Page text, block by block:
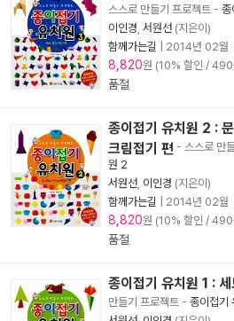
스스로 만들기 프로젝트 - 종
이인경 서원선 (지은이)
함께가는길
2014년 02월
8,820원 (10% 할인 / 490
품절
종이접기 유치원 2 :
크림접기 편 - 스스로 만
원 2
서원선 이인경 (지은이)
함께가는길
2014년 02월
8,820원 (10% 할인 / 490
품절
종이접기 유치원 1 :
만들기 프로젝트 - 종이접기